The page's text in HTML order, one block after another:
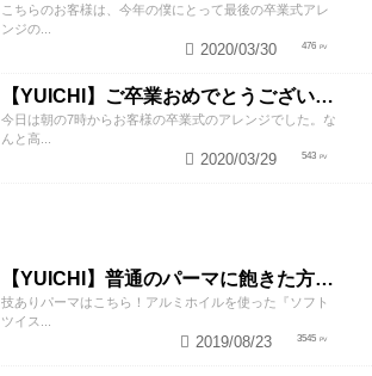
こちらのお客様は、今年の僕にとって最後の卒業式アレ
ンジの...
476
2020/03/30
【YUICHI】ご卒業おめでとうございます！
今日は朝の7時からお客様の卒業式のアレンジでした。な
んと高...
543
2020/03/29
【YUICHI】普通のパーマに飽きた方、必見！
技ありパーマはこちら！アルミホイルを使った『ソフト
ツイス...
3545
2019/08/23